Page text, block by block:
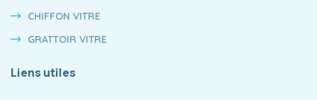
CHIFFON VITRE
GRATTOIR VITRE
Liens utiles